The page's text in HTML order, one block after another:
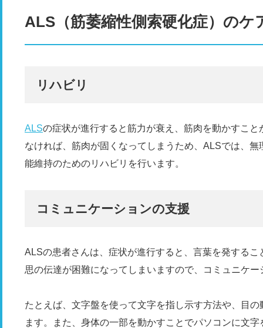
ALS（筋萎縮性側索硬化症）のケ
リハビリ
ALSの症状が進行すると筋力が衰え、筋肉を動かすこ
なければ、筋肉が固くなってしまうため、ALSでは、
能維持のためのリハビリを行います。
コミュニケーションの支援
ALSの患者さんは、症状が進行すると、言葉を発する
思の伝達が困難になってしまいますので、コミュニケ
たとえば、文字盤を使って文字を指し示す方法や、目
ます。また、身体の一部を動かすことでパソコンに文